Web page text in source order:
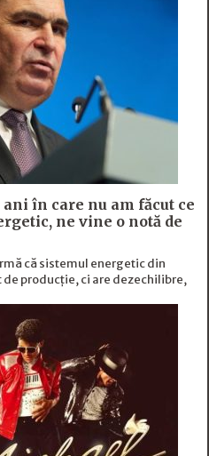
în care nu am făcut ce
ne vine o notă de
că sistemul energetic din
producţie, ci are dezechilibre,